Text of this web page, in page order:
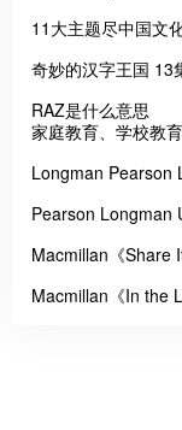
11大主题尽中国文
奇妙的汉字王国 13
RAZ是什么意思
家庭教育、学校教
Longman Pearson
Pearson Longman
Macmillan《Share
Macmillan《In the